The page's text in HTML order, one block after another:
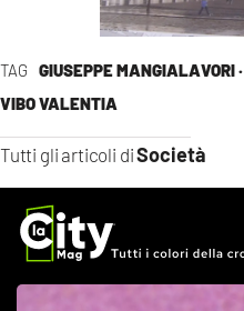
TAG GIUSEPPE MANGIALAVORI ·
VIBO VALENTIA
Tutti gli articoli diSocietà